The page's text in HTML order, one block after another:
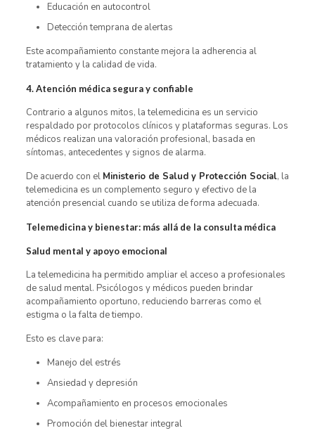
Educación en autocontrol
Detección temprana de alertas
Este acompañamiento constante mejora la adherencia al
tratamiento y la calidad de vida.
4. Atención médica segura y confiable
Contrario a algunos mitos, la telemedicina es un servicio
respaldado por protocolos clínicos y plataformas seguras. Los
médicos realizan una valoración profesional, basada en
síntomas, antecedentes y signos de alarma.
De acuerdo con el Ministerio de Salud y Protección Social, la
telemedicina es un complemento seguro y efectivo de la
atención presencial cuando se utiliza de forma adecuada.
Telemedicina y bienestar: más allá de la consulta médica
Salud mental y apoyo emocional
La telemedicina ha permitido ampliar el acceso a profesionales
de salud mental. Psicólogos y médicos pueden brindar
acompañamiento oportuno, reduciendo barreras como el
estigma o la falta de tiempo.
Esto es clave para:
Manejo del estrés
Ansiedad y depresión
Acompañamiento en procesos emocionales
Promoción del bienestar integral